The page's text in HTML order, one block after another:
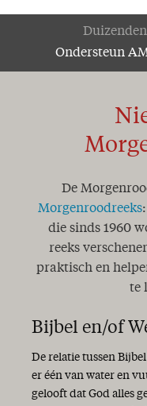
Ondersteun
De
Morgenroodreeks
die sinds 1960
reeks
praktisch en
te
Bijbel en/of
De relatie tussen
er één van water en
gelooft dat God alles